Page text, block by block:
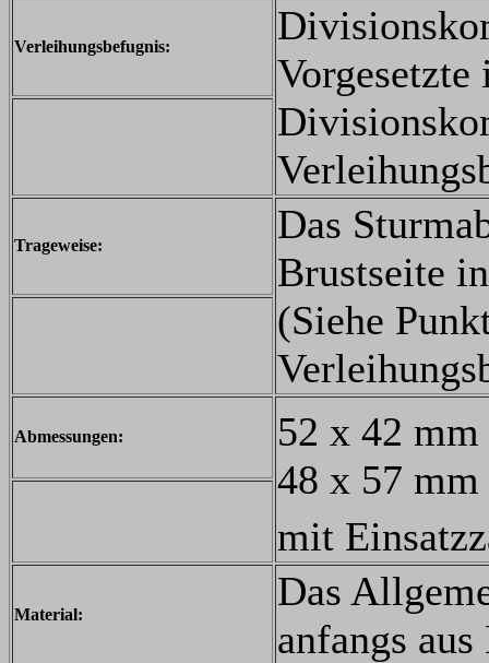
Verleihungsbefugnis:
Vorgesetzte
Trageweise:
Das
Brustseite
(Siehe
Abmessungen:
52 x 42
48 x 57
mit
Material:
Das
anfangs